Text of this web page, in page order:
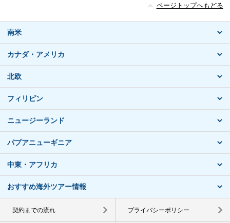
ページトップへもどる
南米
カナダ・アメリカ
北欧
フィリピン
ニュージーランド
パプアニューギニア
中東・アフリカ
おすすめ海外ツアー情報
契約までの流れ プライバシーポリシー